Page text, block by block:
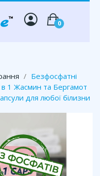
0
Безфосфатні
1 Жасмин та Бергамот
для любої білизни